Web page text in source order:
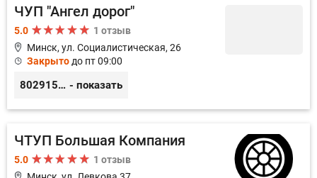
ЧУП "Ангел дорог"
5.0
1 отзыв
Минск, ул. Социалистическая, 26
Закрыто до пт 09:00
80291556141 - показать
ЧТУП Большая Компания
5.0
1 отзыв